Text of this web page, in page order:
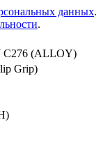
данных.
.
(ALLOY)
Grip)